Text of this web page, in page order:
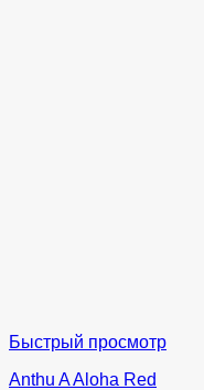
Быстрый просмотр
Anthu A Aloha Red